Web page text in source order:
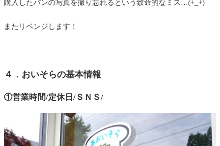
購入したパンの写真を撮り忘れるという致命的なミス…(+_+)
またリベンジします！
４．おいそらの基本情報
①営業時間/定休日/ＳＮＳ/